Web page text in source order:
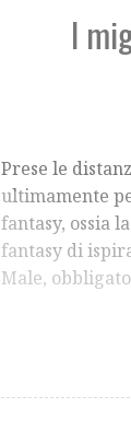
I
Prese le
ultimamente
fantasy, ossia
fantasy di
Male,